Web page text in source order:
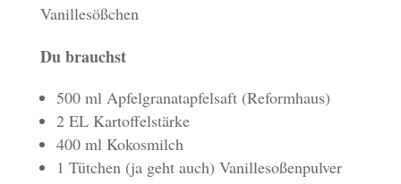
Vanillesößchen
Du brauchst
500 ml Apfelgranatapfelsaft (Reformhaus)
2 EL Kartoffelstärke
400 ml Kokosmilch
1 Tütchen (ja geht auch) Vanillesoßenpulver